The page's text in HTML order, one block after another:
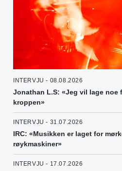
INTERVJU - 08.08.2026
Jonathan L.S: «Jeg vil lage noe
kroppen»
INTERVJU - 31.07.2026
IRC: «Musikken er laget for
røykmaskiner»
INTERVJU - 17.07.2026